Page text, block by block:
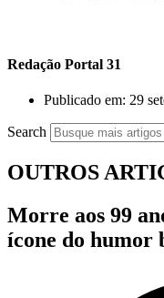
Redação Portal 31
Publicado em: 29
Search
OUTROS
Morre aos 99
ícone do humor